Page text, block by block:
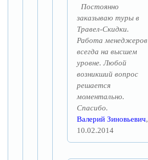
Постоянно
заказываю туры в
Травел-Скидки.
Работа менеджеров
всегда на высшем
уровне. Любой
возникший вопрос
решается
моментально.
Спасибо.
Валерий Зиновьевич,
10.02.2014